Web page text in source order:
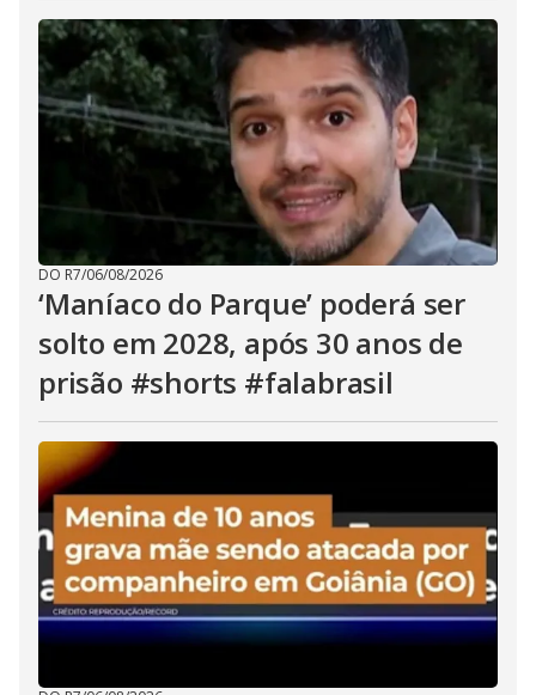
DO R7/06/08/2026
‘Maníaco do Parque’ poderá ser
solto em 2028, após 30 anos de
prisão #shorts #falabrasil